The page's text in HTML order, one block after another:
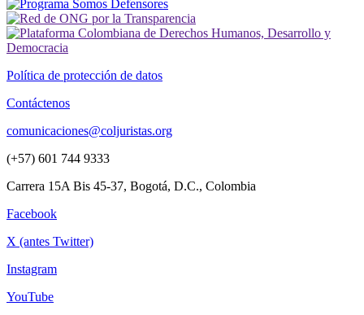
Política de protección de datos
Contáctenos
comunicaciones@coljuristas.org
(+57) 601 744 9333
Carrera 15A Bis 45-37, Bogotá, D.C., Colombia
Facebook
X (antes Twitter)
Instagram
YouTube